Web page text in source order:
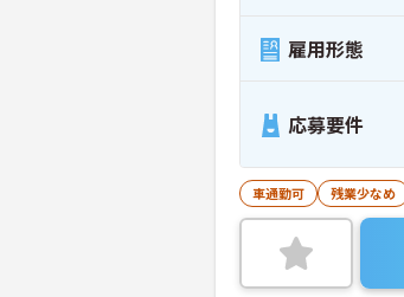
雇用形態
応募要件
車通勤可 残業少なめ